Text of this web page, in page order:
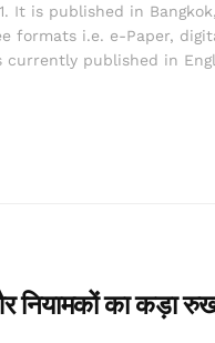
It is published in
i.e. e-Paper,
published in
नियामकों का कड़ा